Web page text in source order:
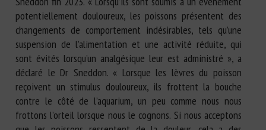
potentiellement douloureux, les poissons présentent des
changements de comportement indésirables, tels qu’une
suspension de l’alimentation et une activité réduite, qui
sont évités lorsqu’un analgésique leur est administré », a
déclaré le Dr Sneddon. « Lorsque les lèvres du poisson
reçoivent un stimulus douloureux, ils frottent la bouche
contre le côté de l’aquarium, un peu comme nous nous
frottons l’orteil lorsque nous le cognons. Si nous acceptons